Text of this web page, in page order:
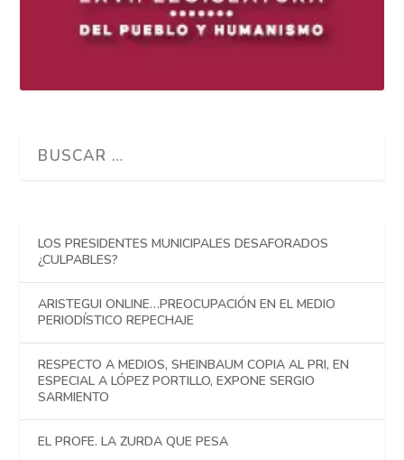
LOS PRESIDENTES MUNICIPALES DESAFORADOS
¿CULPABLES?
ARISTEGUI ONLINE…PREOCUPACIÓN EN EL MEDIO
PERIODÍSTICO REPECHAJE
RESPECTO A MEDIOS, SHEINBAUM COPIA AL PRI, EN
ESPECIAL A LÓPEZ PORTILLO, EXPONE SERGIO
SARMIENTO
EL PROFE. LA ZURDA QUE PESA